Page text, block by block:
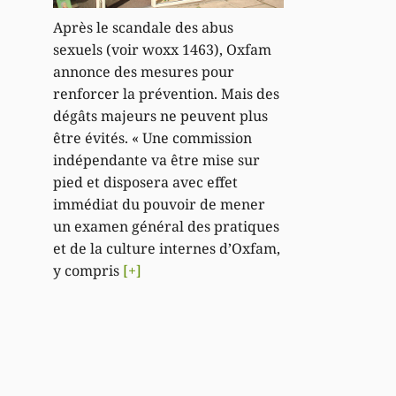
Après le scandale des abus
sexuels (voir woxx 1463), Oxfam
annonce des mesures pour
renforcer la prévention. Mais des
dégâts majeurs ne peuvent plus
être évités. « Une commission
indépendante va être mise sur
pied et disposera avec effet
immédiat du pouvoir de mener
un examen général des pratiques
et de la culture internes d’Oxfam,
y compris [+]